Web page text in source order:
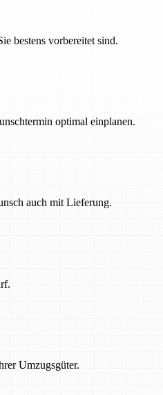
bestens vorbereitet sind.
optimal einplanen.
auch mit Lieferung.
Umzugsgüter.